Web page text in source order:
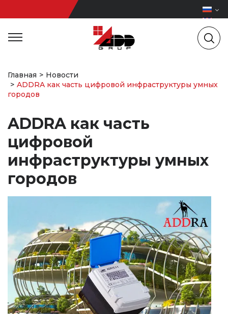
Главная
Новости
ADDRA как часть цифровой инфраструктуры умных
городов
ADDRA как часть
цифровой
инфраструктуры умных
городов